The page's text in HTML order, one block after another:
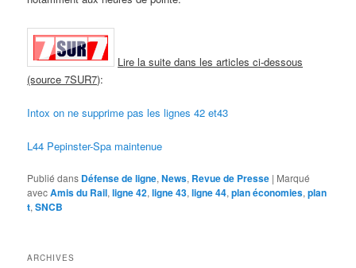
Lire la suite dans les articles ci-dessous
(source 7SUR7):
Intox on ne supprime pas les lignes 42 et43
L44 Pepinster-Spa maintenue
Publié dans Défense de ligne,News, Revue de Presse | Marqué
avecAmis du Rail,ligne 42,ligne 43,ligne 44,plan économies,plan
t,SNCB
ARCHIVES